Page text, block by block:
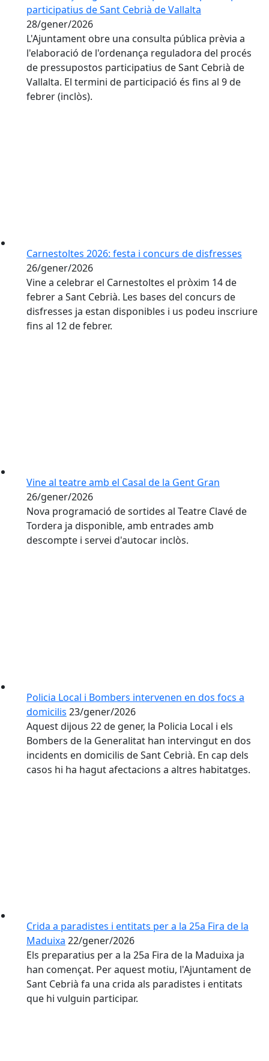
participatius de Sant Cebrià de Vallalta
28/gener/2026
L'Ajuntament obre una consulta pública prèvia a
l'elaboració de l'ordenança reguladora del procés
de pressupostos participatius de Sant Cebrià de
Vallalta. El termini de participació és fins al 9 de
febrer (inclòs).
Carnestoltes 2026: festa i concurs de disfresses
26/gener/2026
Vine a celebrar el Carnestoltes el pròxim 14 de
febrer a Sant Cebrià. Les bases del concurs de
disfresses ja estan disponibles i us podeu inscriure
fins al 12 de febrer.
Vine al teatre amb el Casal de la Gent Gran
26/gener/2026
Nova programació de sortides al Teatre Clavé de
Tordera ja disponible, amb entrades amb
descompte i servei d'autocar inclòs.
Policia Local i Bombers intervenen en dos focs a
domicilis 23/gener/2026
Aquest dijous 22 de gener, la Policia Local i els
Bombers de la Generalitat han intervingut en dos
incidents en domicilis de Sant Cebrià. En cap dels
casos hi ha hagut afectacions a altres habitatges.
Crida a paradistes i entitats per a la 25a Fira de la
Maduixa 22/gener/2026
Els preparatius per a la 25a Fira de la Maduixa ja
han començat. Per aquest motiu, l'Ajuntament de
Sant Cebrià fa una crida als paradistes i entitats
que hi vulguin participar.